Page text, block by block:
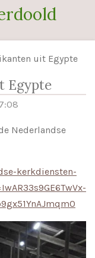
uit Egypte
Egypte
Nederlandse
kerkdiensten-